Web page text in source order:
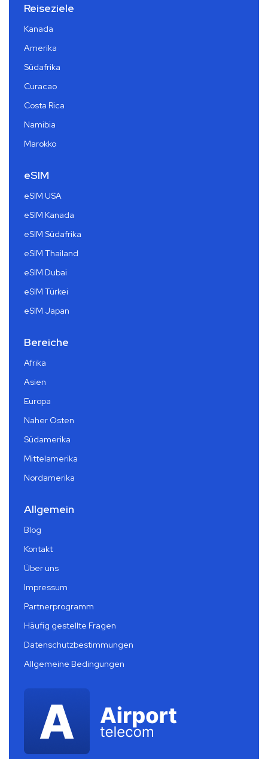
Reiseziele
Kanada
Amerika
Südafrika
Curacao
Costa Rica
Namibia
Marokko
eSIM
eSIM USA
eSIM Kanada
eSIM Südafrika
eSIM Thailand
eSIM Dubai
eSIM Türkei
eSIM Japan
Bereiche
Afrika
Asien
Europa
Naher Osten
Südamerika
Mittelamerika
Nordamerika
Allgemein
Blog
Kontakt
Über uns
Impressum
Partnerprogramm
Häufig gestellte Fragen
Datenschutzbestimmungen
Allgemeine Bedingungen